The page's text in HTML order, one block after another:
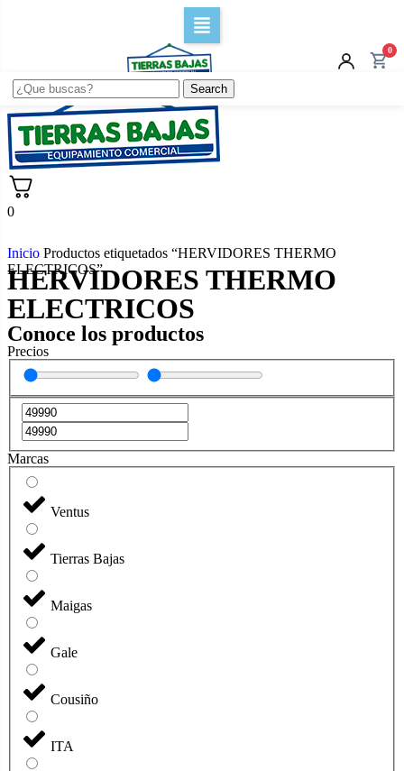
0
0
Search
Inicio Productos etiquetados “HERVIDORES THERMO
ELECTRICOS”
HERVIDORES THERMO
ELECTRICOS
Conoce los productos
Precios
Marcas
Ventus
Tierras Bajas
Maigas
Gale
Cousiño
ITA